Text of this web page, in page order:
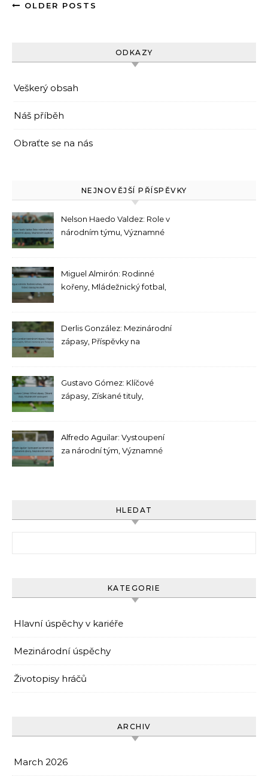
OLDER POSTS
ODKAZY
Veškerý obsah
Náš příběh
Obraťte se na nás
NEJNOVĚJŠÍ PŘÍSPĚVKY
Nelson Haedo Valdez: Role v
národním týmu, Významné
Miguel Almirón: Rodinné
kořeny, Mládežnický fotbal,
Derlis González: Mezinárodní
zápasy, Příspěvky na
Gustavo Gómez: Klíčové
zápasy, Získané tituly,
Alfredo Aguilar: Vystoupení
za národní tým, Významné
HLEDAT
KATEGORIE
Hlavní úspěchy v kariéře
Mezinárodní úspěchy
Životopisy hráčů
ARCHIV
March 2026